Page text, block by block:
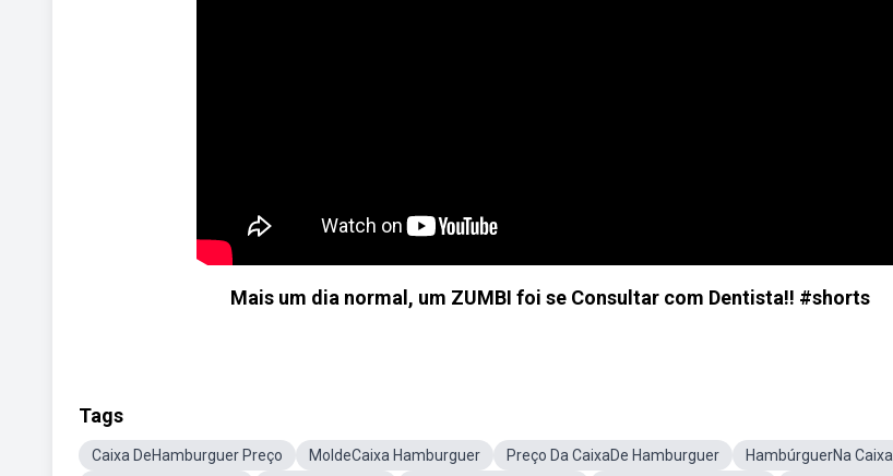
Mais um dia normal, um ZUMBI foi se Consultar com Dentista!! #shorts
Tags
Caixa DeHamburguer Preço MoldeCaixa Hamburguer Preço Da CaixaDe Hamburguer
HambúrguerNa Caixa